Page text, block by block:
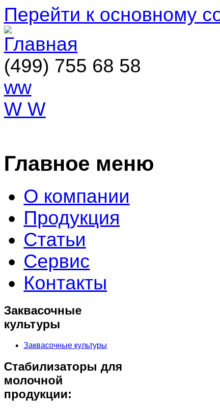
Перейти к основному
(499) 755 68 58
ww
W W
Главное меню
О компании
Продукция
Статьи
Сервис
Контакты
Заквасочные
культуры
Заквасочные культуры
Стабилизаторы для
молочной
продукции: